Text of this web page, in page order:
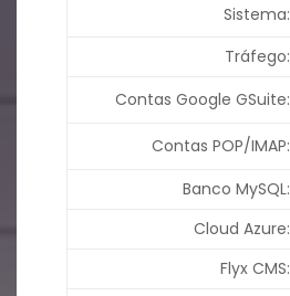
Sistema:
Tráfego:
Contas Google GSuite:
Contas POP/IMAP:
Banco MySQL:
Cloud Azure:
Flyx CMS: